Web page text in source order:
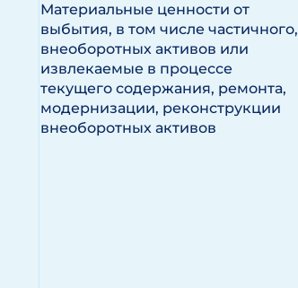
Материальные ценности от
выбытия, в том числе частичного,
внеоборотных активов или
извлекаемые в процессе
текущего содержания, ремонта,
модернизации, реконструкции
внеоборотных активов